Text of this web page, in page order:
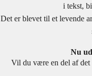
i tekst,
Det er blevet til et levende
Nu
Vil du være en del af